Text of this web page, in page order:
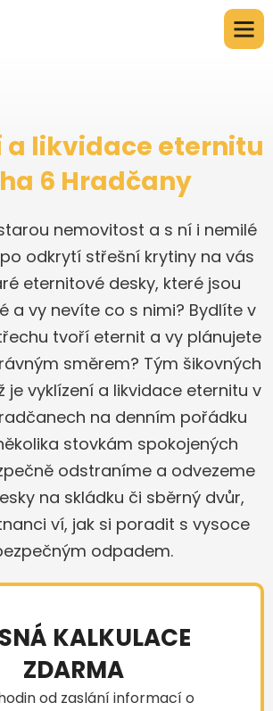
a likvidace eternitu
6 Hradčany
nemovitost a s ní i nemilé
odkrytí střešní krytiny na vás
eternitové desky, které jsou
a vy nevíte co s nimi? Bydlíte v
tvoří eternit a vy plánujete
směrem? Tým šikovných
je vyklízení a likvidace eternitu v
na denním pořádku
stovkám spokojených
odstraníme a odvezeme
na skládku či sběrný dvůr,
ví, jak si poradit s vysoce
odpadem.
KALKULACE
ZDARMA
od zaslání informací o